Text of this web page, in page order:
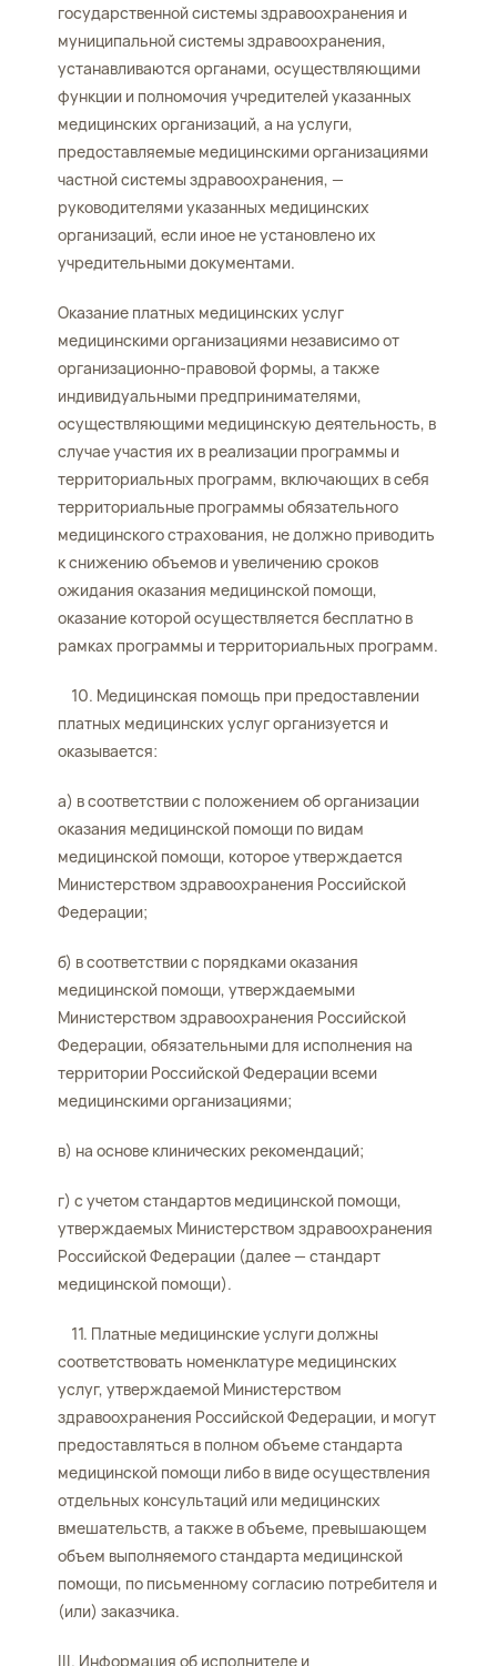
государственной системы здравоохранения и
муниципальной системы здравоохранения,
устанавливаются органами, осуществляющими
функции и полномочия учредителей указанных
медицинских организаций, а на услуги,
предоставляемые медицинскими организациями
частной системы здравоохранения, —
руководителями указанных медицинских
организаций, если иное не установлено их
учредительными документами.
Оказание платных медицинских услуг
медицинскими организациями независимо от
организационно-правовой формы, а также
индивидуальными предпринимателями,
осуществляющими медицинскую деятельность, в
случае участия их в реализации программы и
территориальных программ, включающих в себя
территориальные программы обязательного
медицинского страхования, не должно приводить
к снижению объемов и увеличению сроков
ожидания оказания медицинской помощи,
оказание которой осуществляется бесплатно в
рамках программы и территориальных программ.
10. Медицинская помощь при предоставлении
платных медицинских услуг организуется и
оказывается:
а) в соответствии с положением об организации
оказания медицинской помощи по видам
медицинской помощи, которое утверждается
Министерством здравоохранения Российской
Федерации;
б) в соответствии с порядками оказания
медицинской помощи, утверждаемыми
Министерством здравоохранения Российской
Федерации, обязательными для исполнения на
территории Российской Федерации всеми
медицинскими организациями;
в) на основе клинических рекомендаций;
г) с учетом стандартов медицинской помощи,
утверждаемых Министерством здравоохранения
Российской Федерации (далее — стандарт
медицинской помощи).
11. Платные медицинские услуги должны
соответствовать номенклатуре медицинских
услуг, утверждаемой Министерством
здравоохранения Российской Федерации, и могут
предоставляться в полном объеме стандарта
медицинской помощи либо в виде осуществления
отдельных консультаций или медицинских
вмешательств, а также в объеме, превышающем
объем выполняемого стандарта медицинской
помощи, по письменному согласию потребителя и
(или) заказчика.
III. Информация об исполнителе и